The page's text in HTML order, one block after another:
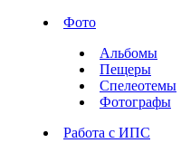
Фото
Альбомы
Пещеры
Спелеотемы
Фотографы
Работа с ИПС